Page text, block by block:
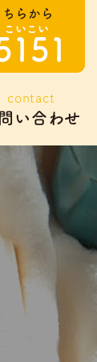
contact
い合わせ